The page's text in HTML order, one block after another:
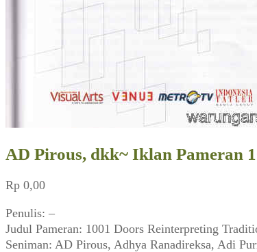
AD Pirous, dkk~ Iklan Pameran
Rp 0,00
Penulis: –
Judul Pameran: 1001 Doors Reinterpreting
Seniman: AD Pirous, Adhya Ranadireksa, Adi